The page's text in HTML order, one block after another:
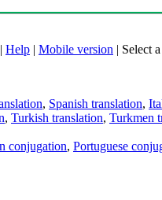
| Help | Mobile version | Select
, Spanish translation,
, Turkish translation, Turkmen
conjugation, Portuguese